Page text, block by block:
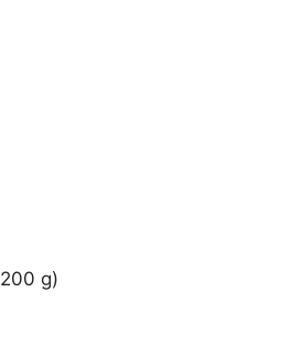
g)